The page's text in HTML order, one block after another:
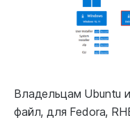
Владельцам Ubuntu
файл, для Fedora,